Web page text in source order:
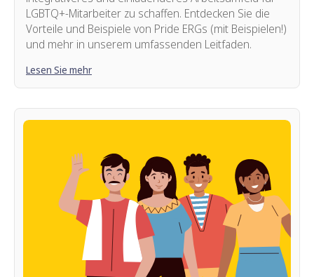
LGBTQ+-Mitarbeiter zu schaffen. Entdecken Sie die
Vorteile und Beispiele von Pride ERGs (mit Beispielen!)
und mehr in unserem umfassenden Leitfaden.
Lesen Sie mehr